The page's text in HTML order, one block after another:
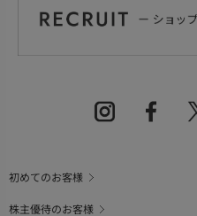
初めてのお客様
株主優待のお客様